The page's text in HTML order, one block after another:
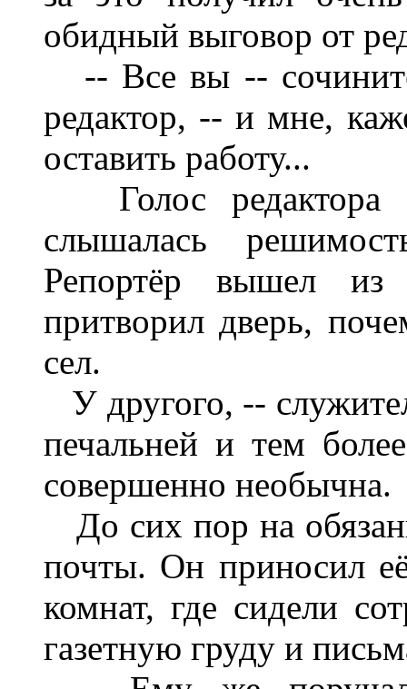
обидный выговор от
-- Все вы --
редактор, -- и мне,
оставить работу...
Голос редактора
слышалась
Репортёр вышел из
притворил дверь,
сел.
У другого, --
печальней и тем
совершенно необычна.
До сих пор на
почты. Он приносил
комнат, где сидели
газетную груду и